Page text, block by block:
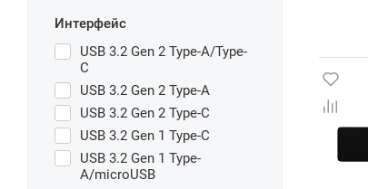
Интерфейс
USB 3.2 Gen 2 Type-A/Type-
C
USB 3.2 Gen 2 Type-A
USB 3.2 Gen 2 Type-C
USB 3.2 Gen 1 Type-C
USB 3.2 Gen 1 Type-
A/microUSB